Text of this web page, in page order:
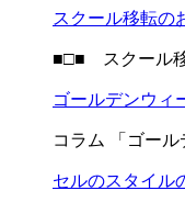
スクール移転の
■□■ スクール
ゴールデンウィ
コラム 「ゴー
セルのスタイル